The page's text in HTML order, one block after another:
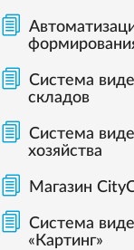
Система
складов
Система
хозяйства
Магазин
Система
«Картинг»